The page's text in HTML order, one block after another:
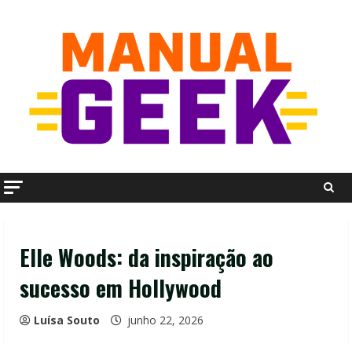
Elle Woods: da inspiração ao
sucesso em Hollywood
Luísa Souto junho 22, 2026